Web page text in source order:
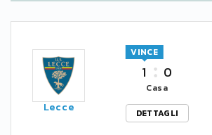
Lecce
1
VINCE
0
Casa
DETTAGLI